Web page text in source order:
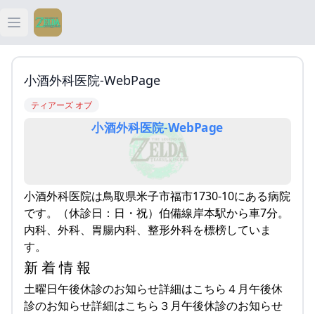
Open main menu
ティアキン
ティアキン 武器
ティアキン 攻略
小酒外科医院-WebPage
ティアーズ オブ
小酒外科医院-WebPage
小酒外科医院は鳥取県米子市福市1730-10にある病院
です。（休診日：日・祝）伯備線岸本駅から車7分。
内科、外科、胃腸内科、整形外科を標榜していま
す。
新 着 情 報
土曜日午後休診のお知らせ詳細はこちら４月午後休
診のお知らせ詳細はこちら３月午後休診のお知らせ